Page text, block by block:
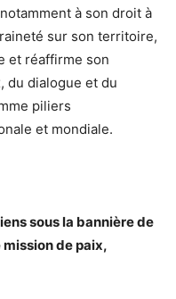
à son droit à
sur son territoire,
et réaffirme son
du dialogue et du
piliers
et mondiale.
sous la bannière de
mission de paix,